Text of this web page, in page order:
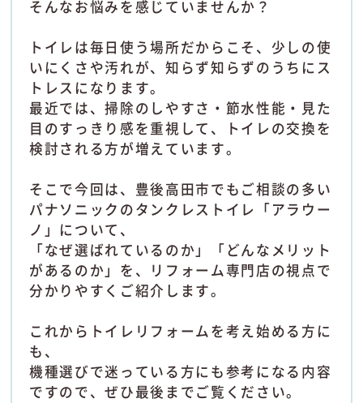
そんなお悩みを感じていませんか？
トイレは毎日使う場所だからこそ、少しの使
いにくさや汚れが、知らず知らずのうちにス
トレスになります。
最近では、掃除のしやすさ・節水性能・見た
目のすっきり感を重視して、トイレの交換を
検討される方が増えています。
そこで今回は、豊後高田市でもご相談の多い
パナソニックのタンクレストイレ「アラウー
ノ」について、
「なぜ選ばれているのか」「どんなメリット
があるのか」を、リフォーム専門店の視点で
分かりやすくご紹介します。
これからトイレリフォームを考え始める方に
も、
機種選びで迷っている方にも参考になる内容
ですので、ぜひ最後までご覧ください。